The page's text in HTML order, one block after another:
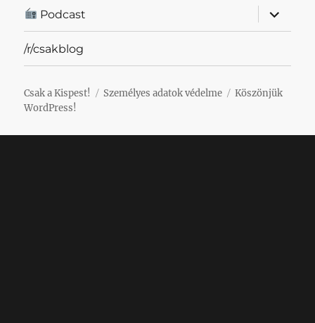
Podcast
almenü
/r/csakblog
Csak a Kispest! Személyes adatok védelme
Köszönjük
WordPress!